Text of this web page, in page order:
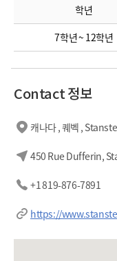
학년
7학년 ~ 12학년
Contact 정보
캐나다 , 퀘벡 ,
450 Rue Dufferin,
+1 819-876-7891
https://